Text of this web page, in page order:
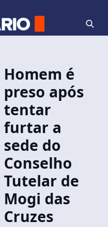
Homem é
preso após
tentar
furtar a
sede do
Conselho
Tutelar de
Mogi das
Cruzes